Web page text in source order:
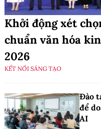
Khởi động xét
chuẩn văn hóa
2026
KẾT NỐI SÁNG TẠO
Đào
để
AI